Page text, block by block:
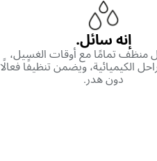
إنه سائل.
منظف تمامًا مع أوقات الغسيل،
الكيميائية، ويضمن تنظيفًا فعالًا
دون هدر.